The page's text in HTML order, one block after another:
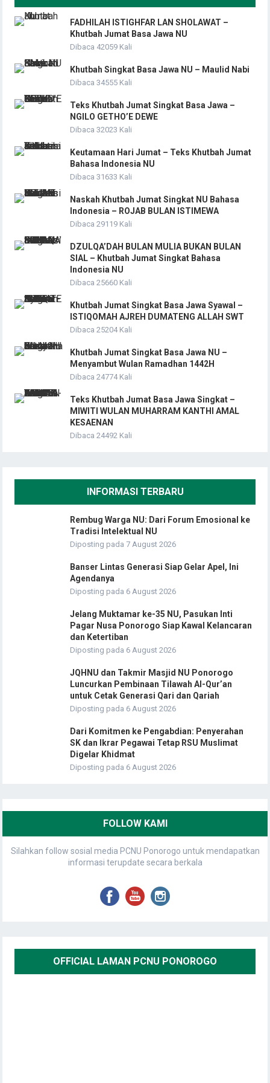
FADHILAH ISTIGHFAR LAN SHOLAWAT –
Khutbah Jumat Basa Jawa NU
Dibaca 42059 Kali
Khutbah Singkat Basa Jawa NU – Maulid Nabi
Dibaca 34555 Kali
Teks Khutbah Jumat Singkat Basa Jawa –
NGILO GETHO’E DEWE
Dibaca 32023 Kali
Keutamaan Hari Jumat – Teks Khutbah Jumat
Bahasa Indonesia NU
Dibaca 31633 Kali
Naskah Khutbah Jumat Singkat NU Bahasa
Indonesia – ROJAB BULAN ISTIMEWA
Dibaca 29119 Kali
DZULQA’DAH BULAN MULIA BUKAN BULAN
SIAL – Khutbah Jumat Singkat Bahasa
Indonesia NU
Dibaca 25660 Kali
Khutbah Jumat Singkat Basa Jawa Syawal –
ISTIQOMAH AJREH DUMATENG ALLAH SWT
Dibaca 25204 Kali
Khutbah Jumat Singkat Basa Jawa NU –
Menyambut Wulan Ramadhan 1442H
Dibaca 24774 Kali
Teks Khutbah Jumat Basa Jawa Singkat –
MIWITI WULAN MUHARRAM KANTHI AMAL
KESAENAN
Dibaca 24492 Kali
INFORMASI TERBARU
Rembug Warga NU: Dari Forum Emosional ke
Tradisi Intelektual NU
Diposting pada 7 August 2026
Banser Lintas Generasi Siap Gelar Apel, Ini
Agendanya
Diposting pada 6 August 2026
Jelang Muktamar ke-35 NU, Pasukan Inti
Pagar Nusa Ponorogo Siap Kawal Kelancaran
dan Ketertiban
Diposting pada 6 August 2026
JQHNU dan Takmir Masjid NU Ponorogo
Luncurkan Pembinaan Tilawah Al-Qur’an
untuk Cetak Generasi Qari dan Qariah
Diposting pada 6 August 2026
Dari Komitmen ke Pengabdian: Penyerahan
SK dan Ikrar Pegawai Tetap RSU Muslimat
Digelar Khidmat
Diposting pada 6 August 2026
FOLLOW KAMI
Silahkan follow sosial media PCNU Ponorogo untuk mendapatkan
informasi terupdate secara berkala
OFFICIAL LAMAN PCNU PONOROGO